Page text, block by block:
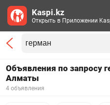
Объявления по запросу
Алматы
4 объявления
Kaspi.kz
Открыть в Приложении